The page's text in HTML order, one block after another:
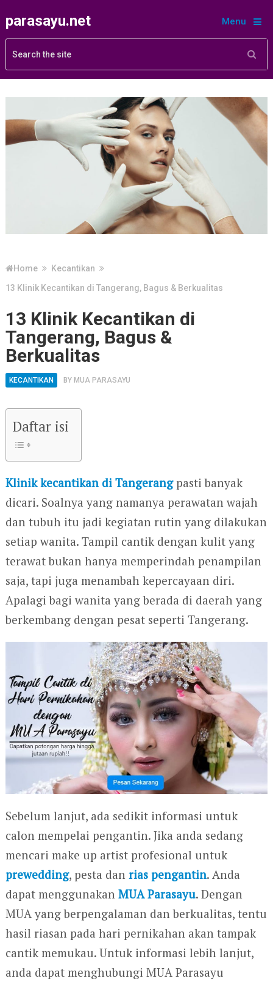
parasayu.net Menu
Home
Kecantikan
13 Klinik Kecantikan di Tangerang, Bagus & Berkualitas
13 Klinik Kecantikan di
Tangerang, Bagus &
Berkualitas
KECANTIKAN BY MUA PARASAYU
Daftar isi
Klinik kecantikan di Tangerangpasti banyak
dicari. Soalnya yang namanya perawatan wajah
dan tubuh itu jadi kegiatan rutin yang dilakukan
setiap wanita. Tampil cantik dengan kulit yang
terawat bukan hanya memperindah penampilan
saja, tapi juga menambah kepercayaan diri.
Apalagi bagi wanita yang berada di daerah yang
berkembang dengan pesat seperti Tangerang.
Sebelum lanjut, ada sedikit informasi untuk
calon mempelai pengantin. Jika anda sedang
mencari make up artist profesional untuk
prewedding, pesta dan rias pengantin. Anda
dapat menggunakan MUA Parasayu. Dengan
MUA yang berpengalaman dan berkualitas, tentu
hasil riasan pada hari pernikahan akan tampak
cantik memukau. Untuk informasi lebih lanjut,
anda dapat menghubungi MUA Parasayu